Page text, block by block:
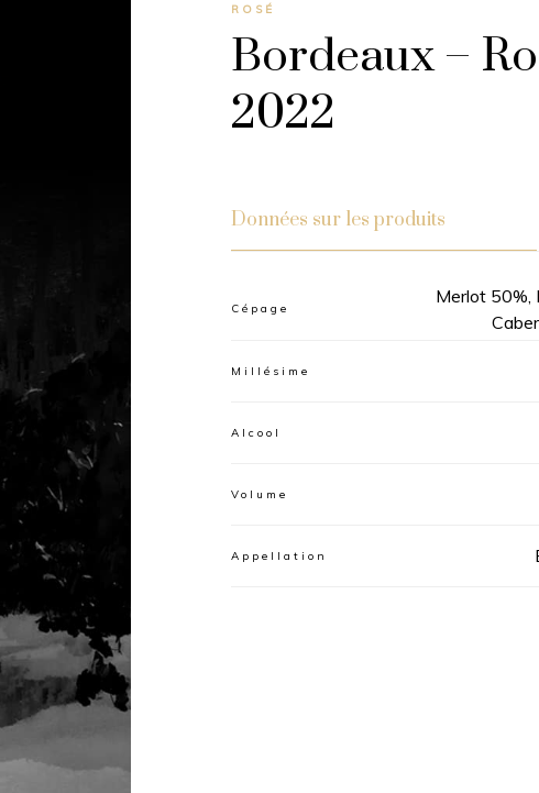
ROSÉ
Bordeaux –
2022
Données sur les produits
Cépage
Merlot 50%,
Millésime
Alcool
Volume
Appellation